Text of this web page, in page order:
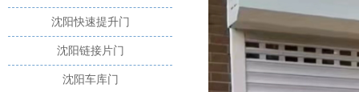
沈阳快速提升门
沈阳链接片门
沈阳车库门